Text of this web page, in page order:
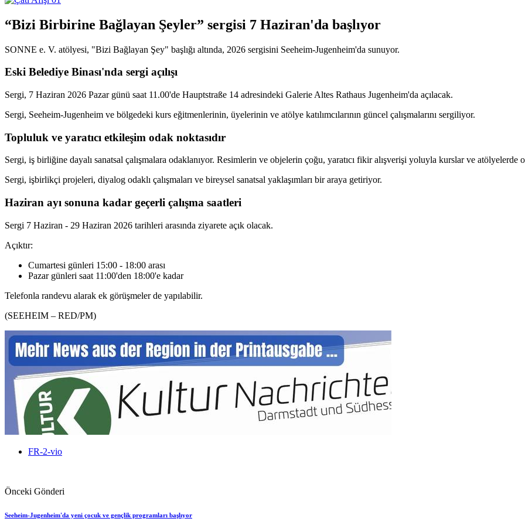
“Bizi Birbirine Bağlayan Şeyler” sergisi 7 Haziran'da başlıyor
SONNE e. V. atölyesi, "Bizi Bağlayan Şey" başlığı altında, 2026 sergisini Seeheim-Jugenheim'da sunuyor.
Eski Belediye Binası'nda sergi açılışı
Sergi, 7 Haziran 2026 Pazar günü saat 11.00'de Hauptstraße 14 adresindeki Galerie Altes Rathaus Jugenheim'da açılacak.
Sergi, Seeheim-Jugenheim ve bölgedeki kurs eğitmenlerinin, üyelerinin ve atölye katılımcılarının güncel çalışmalarını sergiliyor.
Topluluk ve yaratıcı etkileşim odak noktasıdır
Sergi, iş birliğine dayalı sanatsal çalışmalara odaklanıyor. Resimlerin ve objelerin çoğu, yaratıcı fikir alışverişi yoluyla kurslar ve atölyelerde
Sergi, işbirlikçi projeleri, diyalog odaklı çalışmaları ve bireysel sanatsal yaklaşımları bir araya getiriyor.
Haziran ayı sonuna kadar geçerli çalışma saatleri
Sergi 7 Haziran - 29 Haziran 2026 tarihleri ​​arasında ziyarete açık olacak.
Açıktır:
Cumartesi günleri 15:00 - 18:00 arası
Pazar günleri saat 11:00'den 18:00'e kadar
Telefonla randevu alarak ek görüşmeler de yapılabilir.
(SEEHEIM – RED/PM)
FR-2-vio
Önceki Gönderi
Seeheim-Jugenheim'da yeni çocuk ve gençlik programları başlıyor